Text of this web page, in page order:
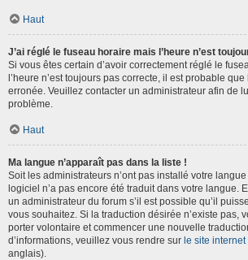
Haut
J’ai réglé le fuseau horaire mais l’heure n’est
Si vous êtes certain d’avoir correctement réglé le
l’heure n’est toujours pas correcte, il est probable
erronée. Veuillez contacter un administrateur afin de
problème.
Haut
Ma langue n’apparaît pas dans la liste !
Soit les administrateurs n’ont pas installé votre
logiciel n’a pas encore été traduit dans votre langue.
un administrateur du forum s’il est possible qu’il
vous souhaitez. Si la traduction désirée n’existe pas,
porter volontaire et commencer une nouvelle
d’informations, veuillez vous rendre sur le site
anglais).